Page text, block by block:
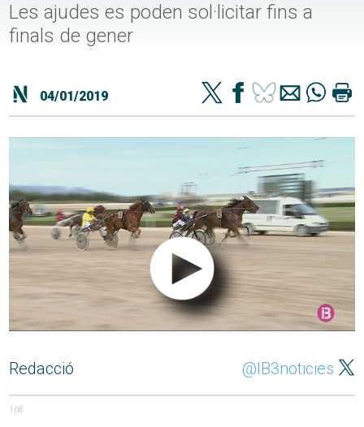
Les ajudes es poden sol·licitar fins a
finals de gener
04/01/2019
Redacció @IB3noticies
168